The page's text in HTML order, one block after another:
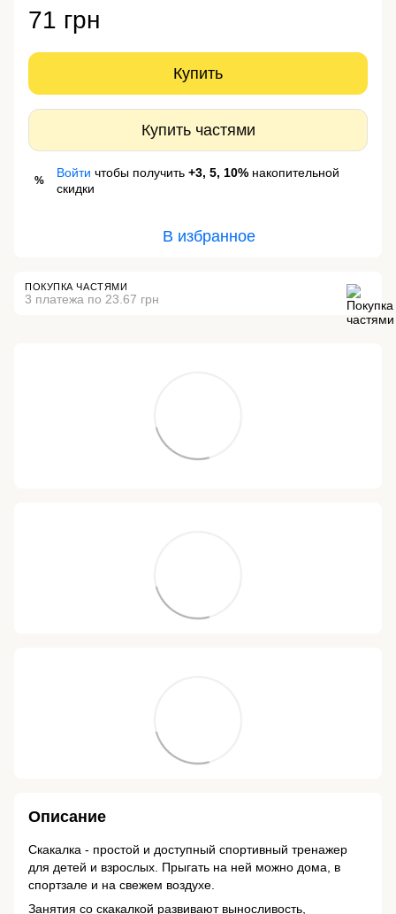
71 грн
Купить
Купить частями
%
Войти чтобы получить +3, 5, 10% накопительной
скидки
В избранное
ПОКУПКА ЧАСТЯМИ
3 платежа по 23.67 грн
Описание
Скакалка - простой и доступный спортивный тренажер
для детей и взрослых. Прыгать на ней можно дома, в
спортзале и на свежем воздухе.
Занятия со скакалкой развивают выносливость,